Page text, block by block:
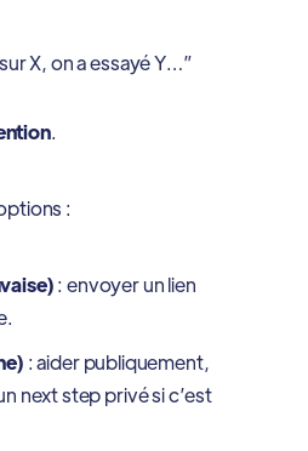
X, on a essayé Y…”
.
:
: envoyer un lien
: aider publiquement,
next step privé si c’est